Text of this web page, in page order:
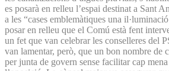
es posarà en relleu l’espai destinat a Sant
a les “cases emblemàtiques una
posar en relleu que el Comú està fent
un fet que van celebrar les conselleres del
van lamentar, però, que un bon nombre de
per junta de govern sense facilitar cap